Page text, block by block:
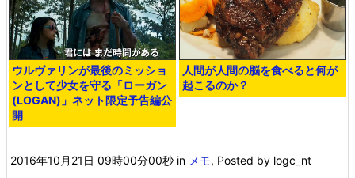
ウルヴァリンが最後のミッショ
ンとして少女を守る「ローガン
(LOGAN)」ネット限定予告編公
開
人間が人間の脳を食べると何が
起こるのか？
2016年10月21日 09時00分00秒 in メモ, Posted by logc_nt